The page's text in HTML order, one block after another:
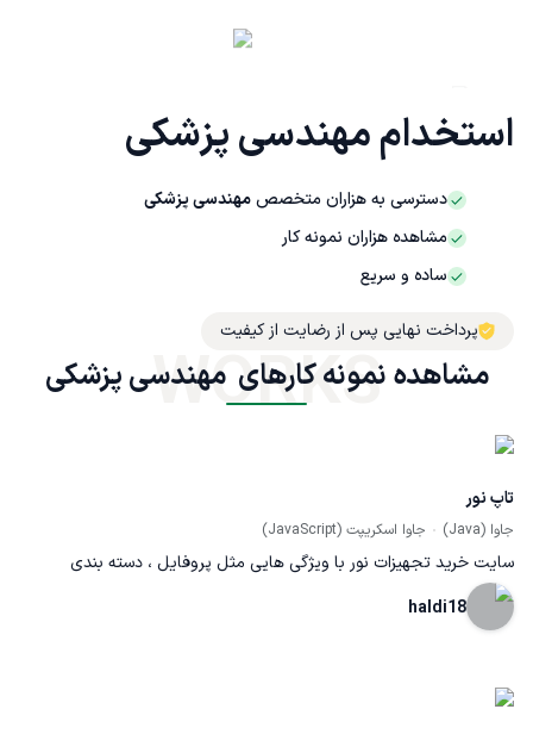
استخدام مهندسی پزشکی
دسترسی به هزاران متخصصمهندسی پزشکی
مشاهده هزاران نمونه کار
ساده و سریع
پرداخت نهایی پس از رضایت از کیفیت
مشاهده نمونه کارهای  مهندسی پزشکی
WORKS
تاپ نور
جاوا (Java) جاوا اسکریپت (JavaScript)
سایت خرید تجهیزات نور با ویژگی هایی مثل پروفایل ، دسته بندی
haldi18